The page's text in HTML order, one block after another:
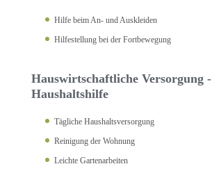
Hilfe beim An- und Auskleiden
Hilfestellung bei der Fortbewegung
Hauswirtschaftliche Versorgung -
Haushaltshilfe
Tägliche Haushaltsversorgung
Reinigung der Wohnung
Leichte Gartenarbeiten